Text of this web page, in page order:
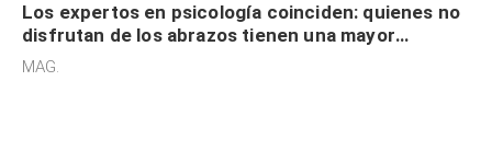
Los expertos en psicología coinciden: quienes no
disfrutan de los abrazos tienen una mayor
sensibilidad a los estímulos físicos y no es por
MAG.